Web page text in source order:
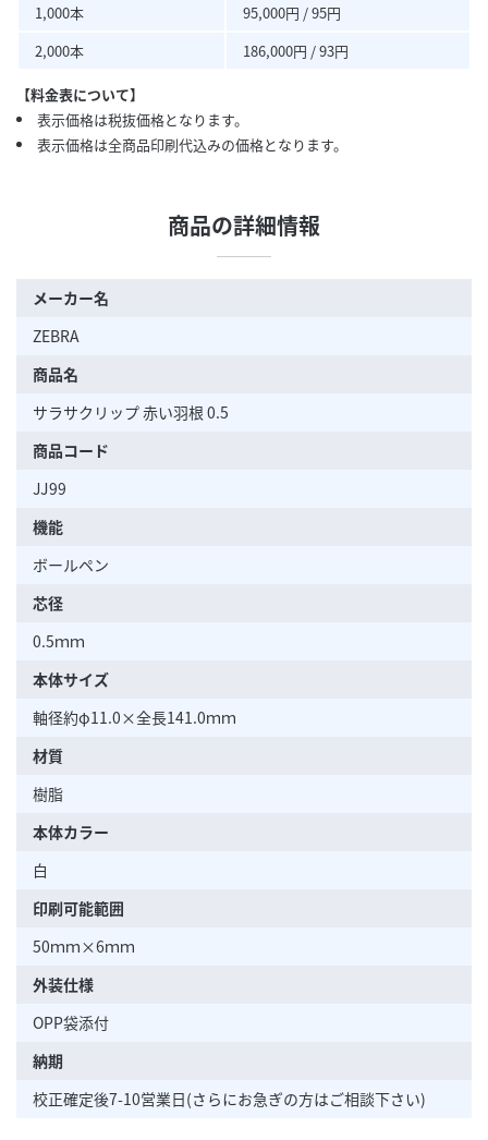
1,000本
95,000円 / 95円
2,000本
186,000円 / 93円
【料金表について】
表示価格は税抜価格となります。
表示価格は全商品印刷代込みの価格となります。
商品の詳細情報
メーカー名
ZEBRA
商品名
サラサクリップ 赤い羽根 0.5
商品コード
JJ99
機能
ボールペン
芯径
0.5ｍｍ
本体サイズ
軸径約φ11.0×全長141.0ｍｍ
材質
樹脂
本体カラー
白
印刷可能範囲
50ｍｍ×6ｍｍ
外装仕様
OPP袋添付
納期
校正確定後7-10営業日(さらにお急ぎの方はご相談下さい)